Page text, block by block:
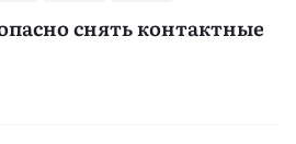
снять контактные